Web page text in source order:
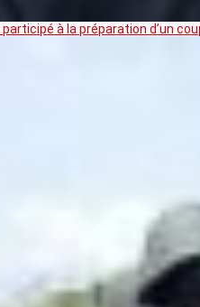
participé à la préparation d’un